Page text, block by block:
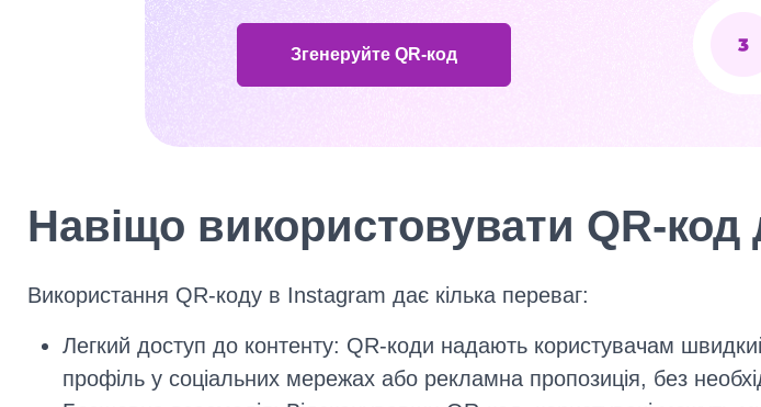
Згенеруйте QR-код
Навіщо використовувати QR-
Використання QR-коду в Instagram дає кілька переваг:
Легкий доступ до контенту: QR-коди надають користувачам
профіль у соціальних мережах або рекламна пропозиція, без